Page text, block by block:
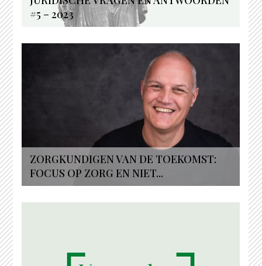
#5 – 2023
ZORGKUNDIGEN VAN DE TOEKOMST:
FOCUS OP ZORG EN NIET...